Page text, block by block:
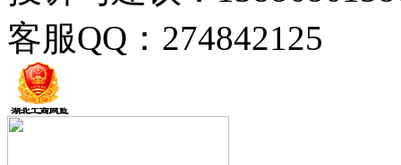
客服QQ：274842125